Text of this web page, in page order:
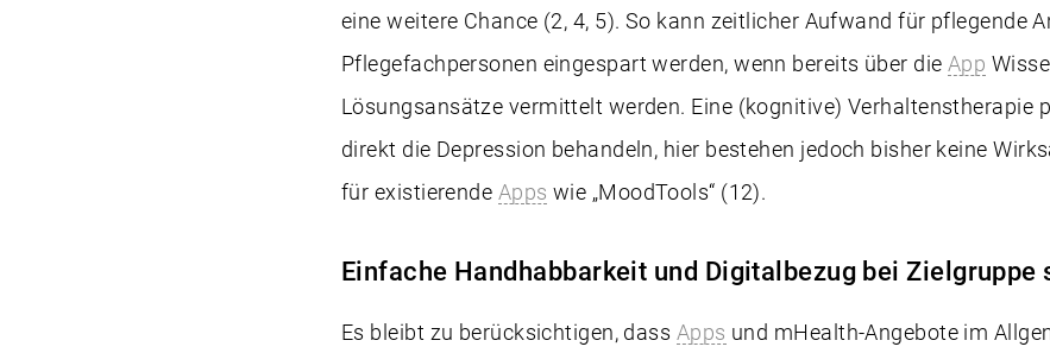
eine weitere Chance (2, 4, 5). So kann zeitlicher Aufwand für pflegende
Pflegefachpersonen eingespart werden, wenn bereits über die App
Lösungsansätze vermittelt werden. Eine (kognitive) Verhaltenstherapie
direkt die Depression behandeln, hier bestehen jedoch bisher keine
für existierende Apps wie „MoodTools“ (12).
Einfache Handhabbarkeit und Digitalbezug bei Zielgruppe
Es bleibt zu berücksichtigen, dass Apps und mHealth-Angebote im